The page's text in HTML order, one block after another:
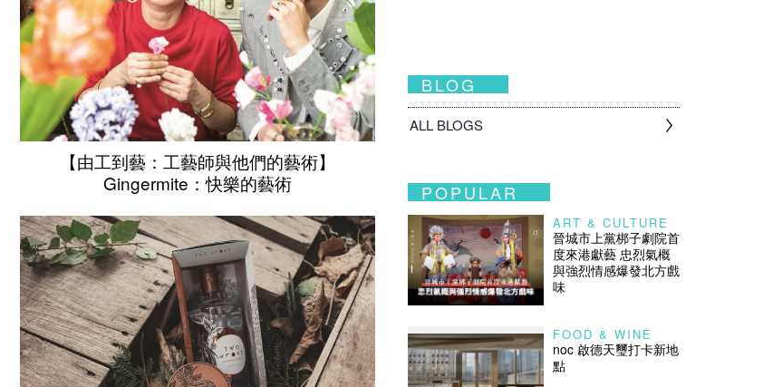
【由工到藝：工藝師與他們的藝術】
Gingermite：快樂的藝術
BLOG
ALL BLOGS
POPULAR
ART & CULTURE
晉城市上黨梆子劇院首
度來港獻藝 忠烈氣概
與強烈情感爆發北方戲
味
FOOD & WINE
noc 啟德天璽打卡新地
點